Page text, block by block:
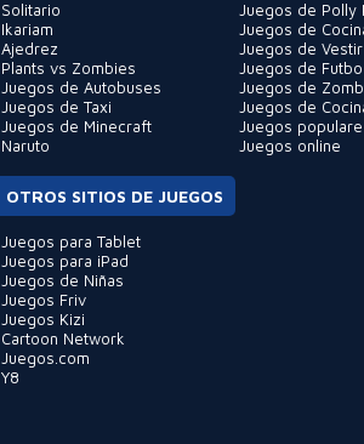
Solitario
Ikariam
Ajedrez
Plants vs Zombies
Juegos de Autobuses
Juegos de Taxi
Juegos de Minecraft
Naruto
Juegos de Polly
Juegos de
Juegos de Vestir
Juegos de
Juegos de
Juegos de
Juegos
Juegos online
OTROS SITIOS DE JUEGOS
Juegos para Tablet
Juegos para iPad
Juegos de Niñas
Juegos Friv
Juegos Kizi
Cartoon Network
Juegos.com
Y8